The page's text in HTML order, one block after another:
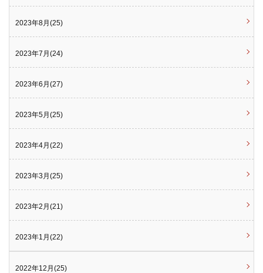
2023年8月(25)
2023年7月(24)
2023年6月(27)
2023年5月(25)
2023年4月(22)
2023年3月(25)
2023年2月(21)
2023年1月(22)
2022年12月(25)